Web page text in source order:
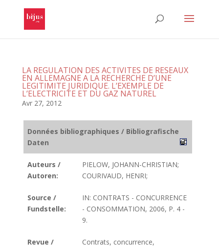
LA REGULATION DES ACTIVITES DE RESEAUX
EN ALLEMAGNE A LA RECHERCHE D’UNE
LEGITIMITE JURIDIQUE. L’EXEMPLE DE
L’ELECTRICITE ET DU GAZ NATUREL
Avr 27, 2012
Données bibliographiques / Bibliografische
Daten
Auteurs /
Autoren:
PIELOW, JOHANN-CHRISTIAN;
COURIVAUD, HENRI;
Source /
Fundstelle:
IN: CONTRATS - CONCURRENCE
- CONSOMMATION, 2006, P. 4 -
9.
Revue /
Contrats, concurrence,